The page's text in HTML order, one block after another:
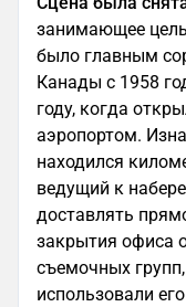
занимающее
было главным
Канады с 1958
году, когда
аэропортом.
находился
ведущий к
доставлять
закрытия офиса
съемочных
использовали